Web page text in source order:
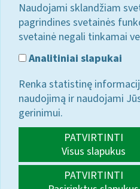
Naudojami sklandžiam
pagrindines svetainės
svetainė negali tinkamai
Analitiniai slapukai
Renka statistinę
naudojimą ir naudojami
gerinimui.
PATVIRTINTI
Visus slapukus
PATVIRTINTI